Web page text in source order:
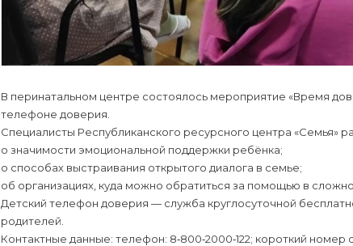
В перинатальном центре состоялось мероприятие «Время
телефоне доверия.
Специалисты Республиканского ресурсного центра «Семья»
о значимости эмоциональной поддержки ребёнка;
о способах выстраивания открытого диалога в семье;
об организациях, куда можно обратиться за помощью в
Детский телефон доверия — служба круглосуточной
родителей.
Контактные данные: телефон: 8‑800‑2000‑122; короткий номер